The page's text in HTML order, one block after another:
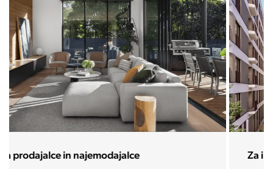
Za investitorje